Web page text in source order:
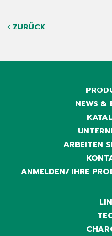
ZURÜCK
NEWS &
ARBEITEN
ANMELDEN/ IHRE